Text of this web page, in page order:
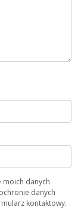
moich danych
danych
kontaktowy.